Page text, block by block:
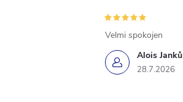
Alois Janků
28.7.2026
Velmi spokojen